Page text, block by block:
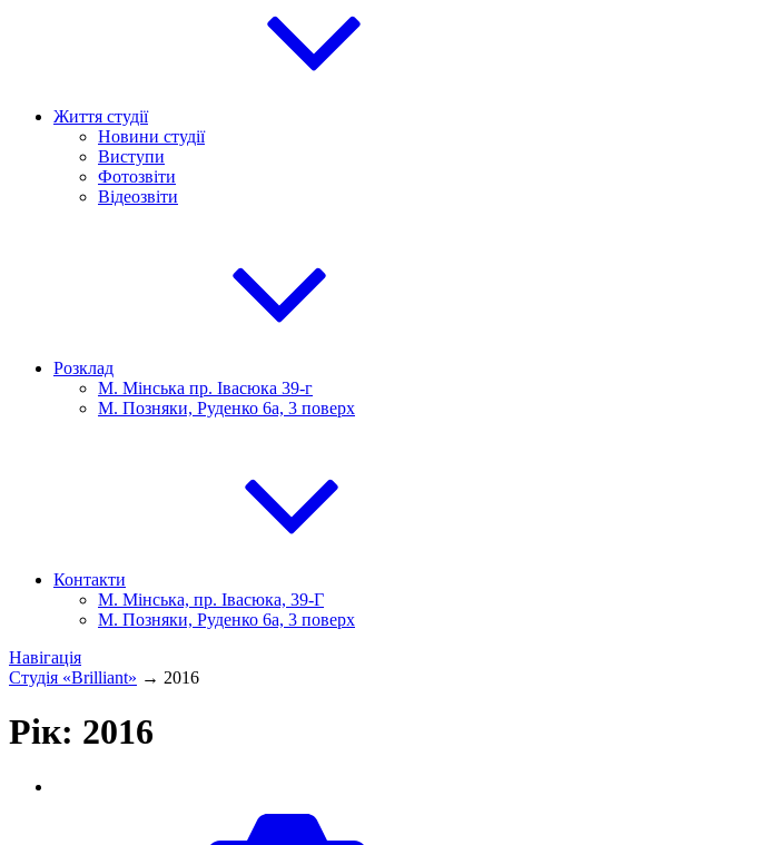
Життя студії
Новини студії
Виступи
Фотозвіти
Відеозвіти
Розклад
М. Мінська пр. Івасюка 39-г
М. Позняки, Руденко 6а, 3 поверх
Контакти
М. Мінська, пр. Івасюка, 39-Г
М. Позняки, Руденко 6а, 3 поверх
Навігація
Студія «Brilliant» → 2016
Рік: 2016